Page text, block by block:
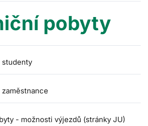
pobyty
studenty
- možnosti výjezdů (stránky JU)